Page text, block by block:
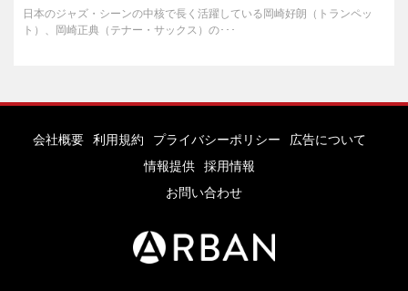
日本のジャズ・シーンの中核で長く活躍している岡崎好朗（トランペッ
ト）、岡崎正典（テナー・サックス）の･･･
会社概要 利用規約 プライバシーポリシー
広告について
情報提供
採用情報
お問い合わせ